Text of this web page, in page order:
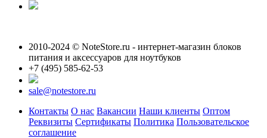
2010-2024 © NoteStore.ru - интернет-магазин блоков
питания и аксессуаров для ноутбуков
+7 (495) 585-62-53
sale@notestore.ru
Контакты О нас Вакансии Наши клиенты Оптом
Реквизиты Сертификаты Политика Пользовательское
соглашение